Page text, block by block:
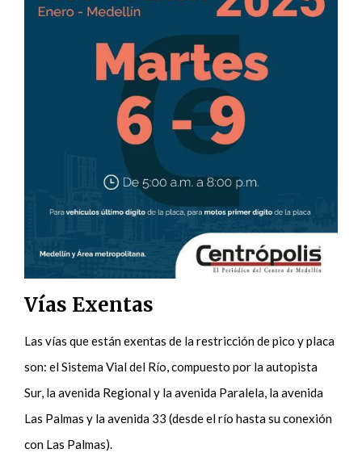
Vías Exentas
Las vías que están exentas de la restricción de pico y placa
son: el Sistema Vial del Río, compuesto por la autopista
Sur, la avenida Regional y la avenida Paralela, la avenida
Las Palmas y la avenida 33 (desde el río hasta su conexión
con Las Palmas).